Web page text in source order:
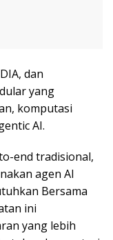
dan
yang
komputasi
AI.
end tradisional,
agen AI
Bersama
ini
yang lebih